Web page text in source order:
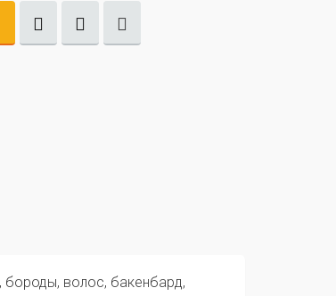
бороды, волос, бакенбард,